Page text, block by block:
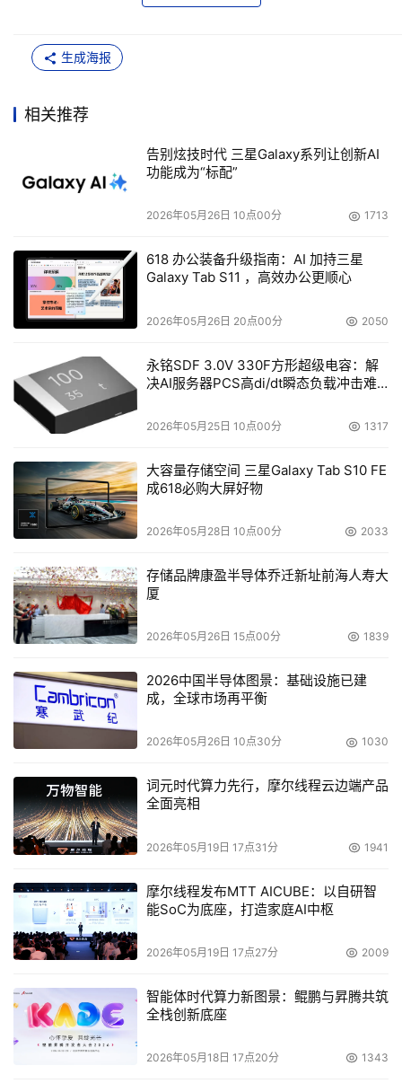
生成海报
相关推荐
告别炫技时代 三星Galaxy系列让创新AI
功能成为“标配”
2026年05月26日 10点00分 1713
618 办公装备升级指南：AI 加持三星
Galaxy Tab S11 ，高效办公更顺心
2026年05月26日 20点00分 2050
永铭SDF 3.0V 330F方形超级电容：解
决AI服务器PCS高di/dt瞬态负载冲击难
2026年05月25日 10点00分 1317
大容量存储空间 三星Galaxy Tab S10 FE
成618必购大屏好物
2026年05月28日 10点00分 2033
存储品牌康盈半导体乔迁新址前海人寿大
厦
2026年05月26日 15点00分 1839
2026中国半导体图景：基础设施已建
成，全球市场再平衡
2026年05月26日 10点30分 1030
词元时代算力先行，摩尔线程云边端产品
全面亮相
2026年05月19日 17点31分 1941
摩尔线程发布MTT AICUBE：以自研智
能SoC为底座，打造家庭AI中枢
2026年05月19日 17点27分 2009
智能体时代算力新图景：鲲鹏与昇腾共筑
全栈创新底座
2026年05月18日 17点20分 1343